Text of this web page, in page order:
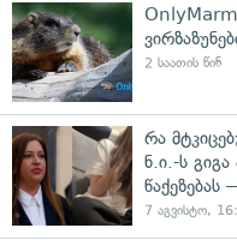
2 საათის წინ
რა
ნ.ი.-ს
წაქეზებას
7 აგვისტო,